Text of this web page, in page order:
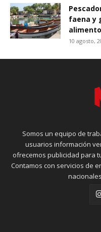
faena y
10 agosto,
Somos un equipo de
usuarios información
ofrecemos publicidad para
Contamos con servicios de